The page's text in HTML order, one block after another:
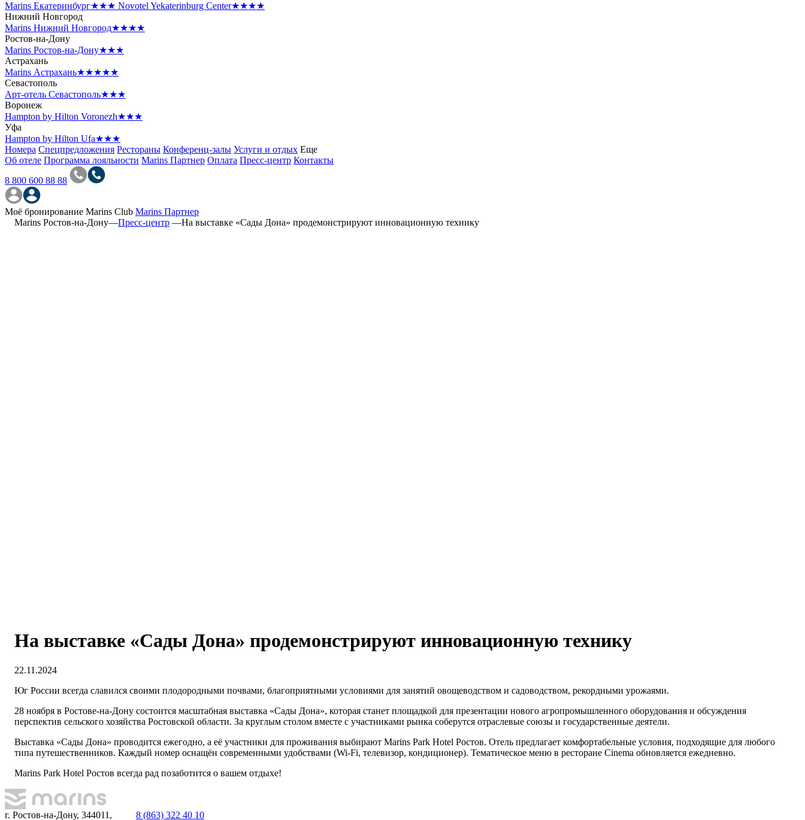
Marins Екатеринбург★★★ Novotel Yekaterinburg Center★★★★
Нижний Новгород
Marins Нижний Новгород★★★★
Ростов-на-Дону
Marins Ростов-на-Дону★★★
Астрахань
Marins Астрахань★★★★★
Севастополь
Арт-отель Севастополь★★★
Воронеж
Hampton by Hilton Voronezh★★★
Уфа
Hampton by Hilton Ufa★★★
Номера Спецпредложения Рестораны Конференц-залы Услуги и отдых Еще
Об отеле Программа лояльности Marins Партнер Оплата Пресс-центр Контакты
8 800 600 88 88
Моё бронирование Marins Club Marins Партнер
Marins Ростов-на-Дону—Пресс-центр —На выставке «Сады Дона» продемонстрируют инновационную технику
На выставке «Сады Дона» продемонстрируют инновационную технику
22.11.2024
Юг России всегда славился своими плодородными почвами, благоприятными условиями для занятий овощеводством и садоводством, рекордными урожаями.
28 ноября в Ростове-на-Дону состоится масштабная выставка «Сады Дона», которая станет площадкой для презентации нового агропромышленного оборудования и обсуждения
перспектив сельского хозяйства Ростовской области. За круглым столом вместе с участниками рынка соберутся отраслевые союзы и государственные деятели.
Выставка «Сады Дона» проводится ежегодно, а её участники для проживания выбирают Marins Park Hotel Ростов. Отель предлагает комфортабельные условия, подходящие для любого
типа путешественников. Каждый номер оснащён современными удобствами (Wi-Fi, телевизор, кондиционер). Тематическое меню в ресторане Cinema обновляется ежедневно.
Marins Park Hotel Ростов всегда рад позаботится о вашем отдыхе!
г. Ростов-на-Дону, 344011, 8 (863) 322 40 10